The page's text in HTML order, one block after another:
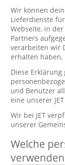
Wir können
Lieferdienste
Webseite, in
Partners
verarbeiten wir
erhalten
Diese
und Benutzer
eine unserer
Wir bei JET
unserer
Welche